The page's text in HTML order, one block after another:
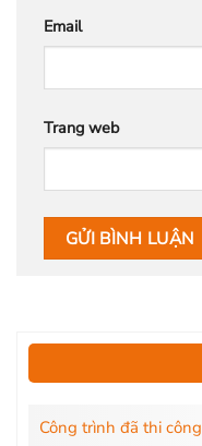
Công trình đã thi công
Email
Trang web